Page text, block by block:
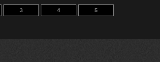
3 4 5